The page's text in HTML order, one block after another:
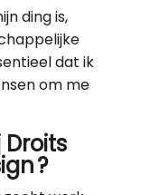
ding is,
dat ik
om me
?